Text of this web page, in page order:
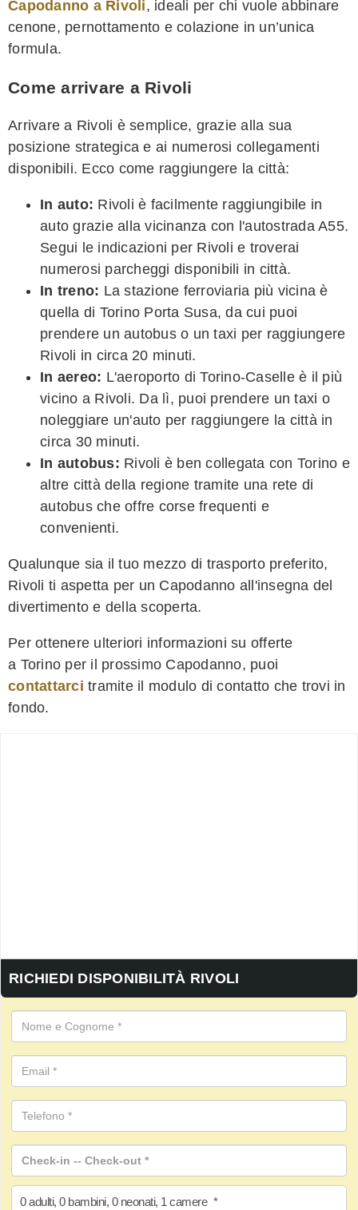
Capodanno a Rivoli, ideali per chi vuole abbinare
cenone, pernottamento e colazione in un’unica
formula.
Come arrivare a Rivoli
Arrivare a Rivoli è semplice, grazie alla sua
posizione strategica e ai numerosi collegamenti
disponibili. Ecco come raggiungere la città:
In auto: Rivoli è facilmente raggiungibile in
auto grazie alla vicinanza con l'autostrada A55.
Segui le indicazioni per Rivoli e troverai
numerosi parcheggi disponibili in città.
In treno: La stazione ferroviaria più vicina è
quella di Torino Porta Susa, da cui puoi
prendere un autobus o un taxi per raggiungere
Rivoli in circa 20 minuti.
In aereo: L'aeroporto di Torino-Caselle è il più
vicino a Rivoli. Da lì, puoi prendere un taxi o
noleggiare un'auto per raggiungere la città in
circa 30 minuti.
In autobus: Rivoli è ben collegata con Torino e
altre città della regione tramite una rete di
autobus che offre corse frequenti e
convenienti.
Qualunque sia il tuo mezzo di trasporto preferito,
Rivoli ti aspetta per un Capodanno all'insegna del
divertimento e della scoperta.
Per ottenere ulteriori informazioni su offerte
a Torino per il prossimo Capodanno, puoi
contattarci tramite il modulo di contatto che trovi in
fondo.
RICHIEDI DISPONIBILITÀ RIVOLI
0 adulti, 0 bambini, 0 neonati, 1 camere *